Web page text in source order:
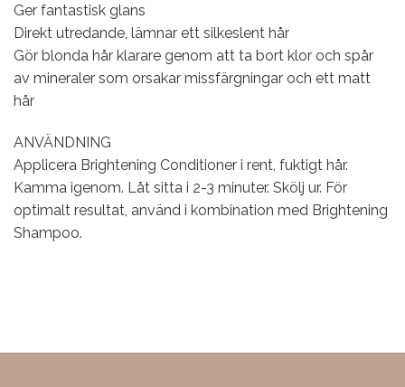
Ger fantastisk glans
Direkt utredande, lämnar ett silkeslent hår
Gör blonda hår klarare genom att ta bort klor och spår
av mineraler som orsakar missfärgningar och ett matt
hår
ANVÄNDNING
Applicera Brightening Conditioner i rent, fuktigt hår.
Kamma igenom. Låt sitta i 2-3 minuter. Skölj ur. För
optimalt resultat, använd i kombination med Brightening
Shampoo.